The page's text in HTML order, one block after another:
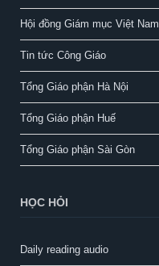
Hội đồng Giám mục Việt Nam
Tin tức Công Giáo
Tổng Giáo phận Hà Nội
Tổng Giáo phận Huế
Tổng Giáo phận Sài Gòn
HỌC HỎI
Daily reading audio